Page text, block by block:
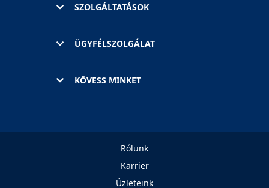
SZOLGÁLTATÁSOK
ÜGYFÉLSZOLGÁLAT
KÖVESS MINKET
Rólunk
Karrier
Üzleteink